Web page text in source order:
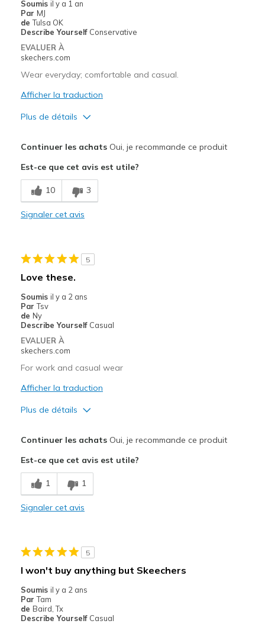
Sizing
View On Shoes
I'm Into Shoes
Soumis il y a 1 an
Par MJ
de Tulsa OK
Describe Yourself Conservative
EVALUER À
skechers.com
Wear everyday; comfortable and casual.
Afficher la traduction
Plus de détails
Comfortable
Durable
Do not care for the laces; too hard to tighten
Les meilleures utilisations
Casual Wear
Special Occasions
Continuer les achatsOui, je recommande ce produit
Est-ce que cet avis est utile?
10 3
Signaler cet avis
5
Love these.
Soumis il y a 2 ans
Par Tsv
de Ny
Describe Yourself Casual
EVALUER À
skechers.com
For work and casual wear
Afficher la traduction
Plus de détails
Durable
Les meilleures utilisations
Casual Wear
View On Shoes
Shoes are for Wearing
Continuer les achatsOui, je recommande ce produit
Est-ce que cet avis est utile?
1 1
Signaler cet avis
5
I won't buy anything but Skeechers
Soumis il y a 2 ans
Par Tam
de Baird, Tx
Describe Yourself Casual